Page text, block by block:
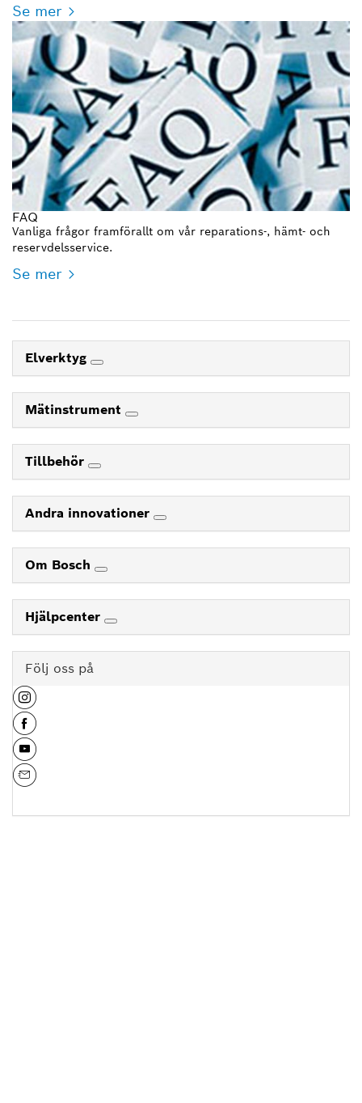
Se mer
FAQ
Vanliga frågor framförallt om vår reparations-, hämt- och
reservdelsservice.
Se mer
Elverktyg
Mätinstrument
Tillbehör
Andra innovationer
Om Bosch
Hjälpcenter
Följ oss på